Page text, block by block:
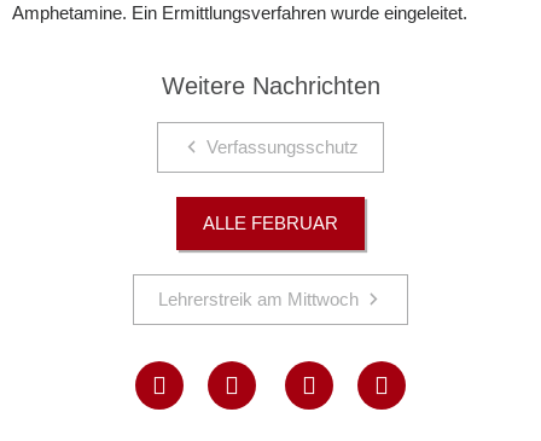
Amphetamine. Ein Ermittlungsverfahren wurde eingeleitet.
Weitere Nachrichten
Verfassungsschutz
ALLE FEBRUAR
Lehrerstreik am Mittwoch